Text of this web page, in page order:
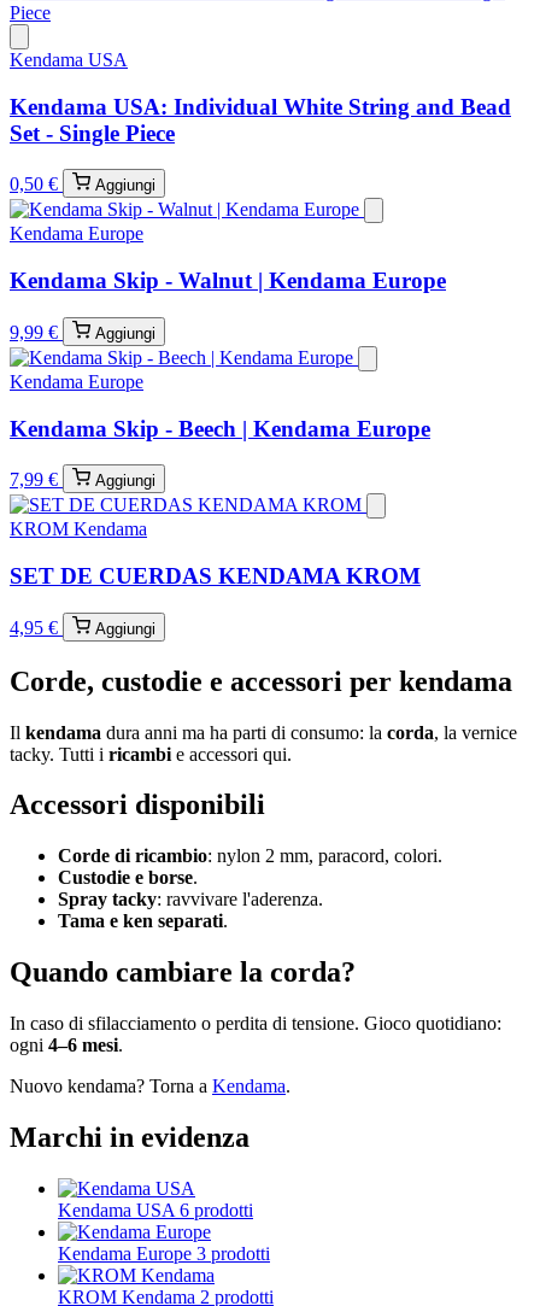
Kendama USA
Kendama USA: Individual White String and Bead
Set - Single Piece
0,50 € Aggiungi
Kendama Europe
Kendama Skip - Walnut | Kendama Europe
9,99 € Aggiungi
Kendama Europe
Kendama Skip - Beech | Kendama Europe
7,99 € Aggiungi
KROM Kendama
SET DE CUERDAS KENDAMA KROM
4,95 € Aggiungi
Corde, custodie e accessori per kendama
Il kendama dura anni ma ha parti di consumo: la corda, la vernice
tacky. Tutti i ricambi e accessori qui.
Accessori disponibili
Corde di ricambio: nylon 2 mm, paracord, colori.
Custodie e borse.
Spray tacky: ravvivare l'aderenza.
Tama e ken separati.
Quando cambiare la corda?
In caso di sfilacciamento o perdita di tensione. Gioco quotidiano:
ogni 4–6 mesi.
Nuovo kendama? Torna a Kendama.
Marchi in evidenza
Kendama USA 6 prodotti
Kendama Europe 3 prodotti
KROM Kendama 2 prodotti